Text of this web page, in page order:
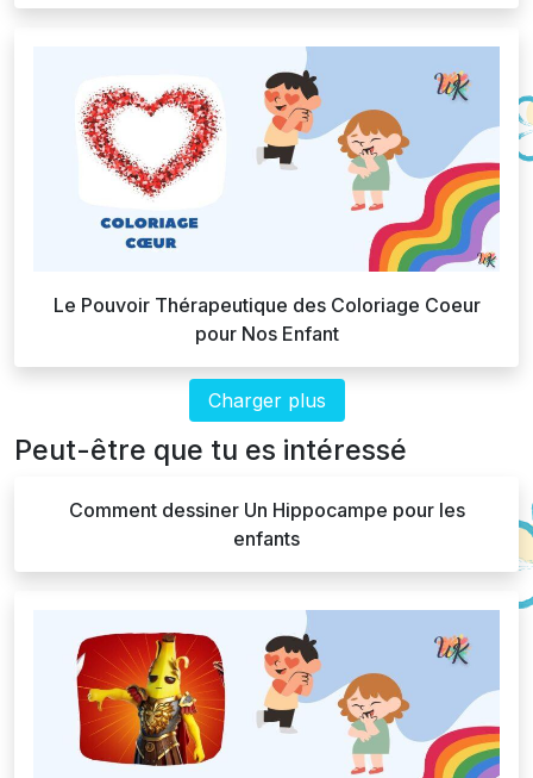
Le Pouvoir Thérapeutique des Coloriage Coeur
pour Nos Enfant
Charger plus
Peut-être que tu es intéressé
Comment dessiner Un Hippocampe pour les
enfants